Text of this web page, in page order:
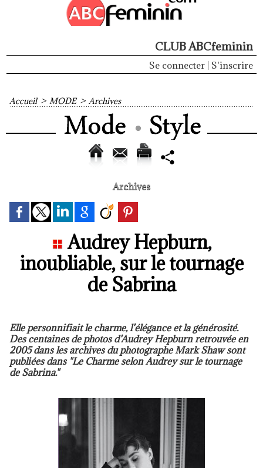
CLUB ABCfeminin
Se connecter S'inscrire
Accueil > MODE > Archives
Archives
Audrey Hepburn,
inoubliable, sur le tournage
de Sabrina
Elle personnifiait le charme, l’élégance et la générosité.
Des centaines de photos d’Audrey Hepburn retrouvée en
2005 dans les archives du photographe Mark Shaw sont
publiées dans "Le Charme selon Audrey sur le tournage
de Sabrina."